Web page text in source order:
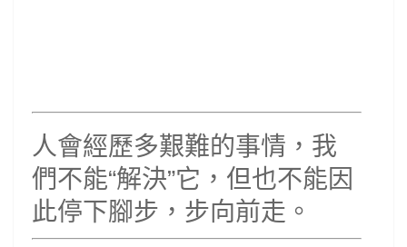
人會經歷多艱難的事情，我
們不能“解決”它，但也不能因
此停下腳步，步向前走。